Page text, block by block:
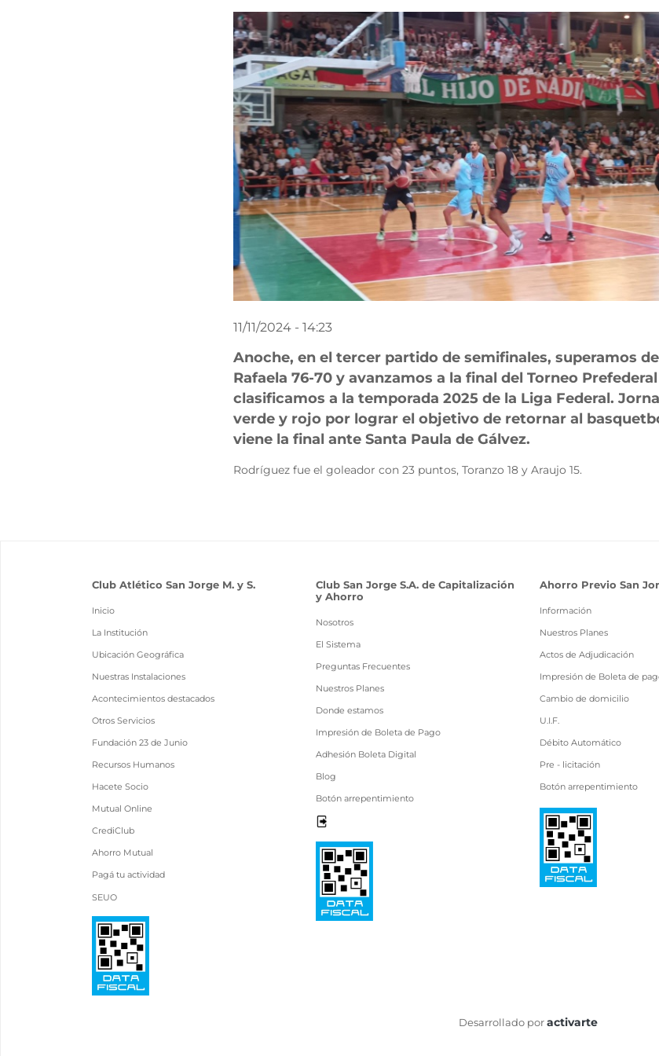
11/11/2024 - 14:23
Anoche, en el tercer partido de semifinales, superamos
Rafaela 76-70 y avanzamos a la final del Torneo Prefederal
clasificamos a la temporada 2025 de la Liga Federal.
verde y rojo por lograr el objetivo de retornar al
viene la final ante Santa Paula de Gálvez.
Rodríguez fue el goleador con 23 puntos, Toranzo 18 y Araujo 15.
Club Atlético San Jorge M. y S.
Inicio
La Institución
Ubicación Geográfica
Nuestras Instalaciones
Acontecimientos destacados
Otros Servicios
Fundación 23 de Junio
Recursos Humanos
Hacete Socio
Mutual Online
CrediClub
Ahorro Mutual
Pagá tu actividad
SEUO
Club San Jorge S.A. de Capitalización
y Ahorro
Nosotros
El Sistema
Preguntas Frecuentes
Nuestros Planes
Donde estamos
Impresión de Boleta de Pago
Adhesión Boleta Digital
Blog
Botón arrepentimiento
Ahorro Previo San
Información
Nuestros Planes
Actos de Adjudicación
Impresión de Boleta de
Cambio de domicilio
U.I.F.
Débito Automático
Pre - licitación
Botón arrepentimiento
Desarrollado por activarte